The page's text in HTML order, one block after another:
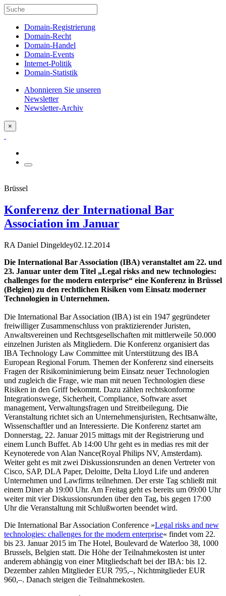
Domain-Registrierung
Domain-Recht
Domain-Handel
Domain-Events
Internet-Politik
Domain-Statistik
Abonnieren Sie unseren
Newsletter
Newsletter-Archiv
×
Brüssel
Konferenz der International Bar
Association im Januar
RA Daniel Dingeldey02.12.2014
Die International Bar Association (IBA) veranstaltet am 22. und
23. Januar unter dem Titel „Legal risks and new technologies:
challenges for the modern enterprise“ eine Konferenz in Brüssel
(Belgien) zu den rechtlichen Risiken vom Einsatz moderner
Technologien in Unternehmen.
Die International Bar Association (IBA) ist ein 1947 gegründeter
freiwilliger Zusammenschluss von praktizierender Juristen,
Anwaltsvereinen und Rechtsgesellschaften mit mittlerweile 50.000
einzelnen Juristen als Mitgliedern. Die Konferenz organisiert das
IBA Technology Law Committee mit Unterstützung des IBA
European Regional Forum. Themen der Konferenz sind einerseits
Fragen der Risikominimierung beim Einsatz neuer Technologien
und zugleich die Frage, wie man mit neuen Technologien diese
Risiken in den Griff bekommt. Dazu zählen rechtskonforme
Integrationswege, Sicherheit, Compliance, Software asset
management, Verwaltungsfragen und Streitbeilegung. Die
Veranstaltung richtet sich an Unternehmensjuristen, Rechtsanwälte,
Wissenschaftler und an Interessierte. Die Konferenz startet am
Donnerstag, 22. Januar 2015 mittags mit der Registrierung und
einem Lunch Buffet. Ab 14:00 Uhr geht es in medias res mit der
Keynoterede von Alan Nance(Royal Philips NV, Amsterdam).
Weiter geht es mit zwei Diskussionsrunden an denen Vertreter von
Cisco, SAP, DLA Paper, Deloitte, Delta Lloyd Life und anderen
Unternehmen und Lawfirms teilnehmen. Der erste Tag schließt mit
einem Diner ab 19:00 Uhr. Am Freitag geht es bereits um 09:00 Uhr
weiter mit vier Diskussionsrunden über den Tag, bis gegen 17:00
Uhr die Veranstaltung mit Schlußworten beendet wird.
Die International Bar Association Conference »Legal risks and new
technologies: challenges for the modern enterprise« findet vom 22.
bis 23. Januar 2015 im The Hotel, Boulevard de Waterloo 38, 1000
Brussels, Belgien statt. Die Höhe der Teilnahmekosten ist unter
anderem abhängig von einer Mitgliedschaft bei der IBA: bis 12.
Dezember zahlen Mitglieder EUR 795,–, Nichtmitglieder EUR
960,–. Danach steigen die Teilnahmekosten.